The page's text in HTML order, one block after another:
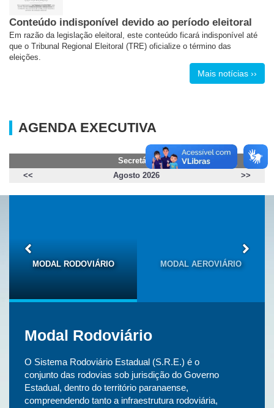
Conteúdo indisponível devido ao período eleitoral
Em razão da legislação eleitoral, este conteúdo ficará indisponível até
que o Tribunal Regional Eleitoral (TRE) oficialize o término das
eleições.
Mais notícias ››
AGENDA EXECUTIVA
Secretário
<<
Agosto 2026 >>
MODAL RODOVIÁRIO MODAL AEROVIÁRIO
Modal Rodoviário
O Sistema Rodoviário Estadual (S.R.E.) é o
conjunto das rodovias sob jurisdição do Governo
Estadual, dentro do território paranaense,
compreendendo tanto a infraestrutura rodoviária,